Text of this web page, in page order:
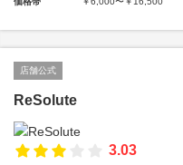
店舗公式
ReSolute
3.03